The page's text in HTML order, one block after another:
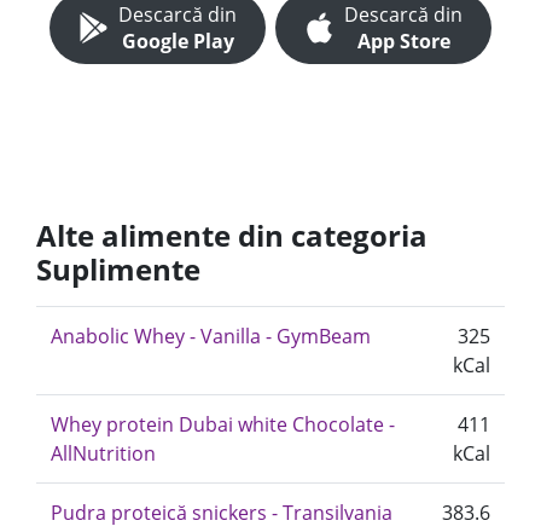
Descarcă din
Google Play
Descarcă din
App Store
Alte alimente din categoria
Suplimente
Anabolic Whey - Vanilla - GymBeam
325
kCal
Whey protein Dubai white Chocolate -
AllNutrition
411
kCal
Pudra proteică snickers - Transilvania
383.6